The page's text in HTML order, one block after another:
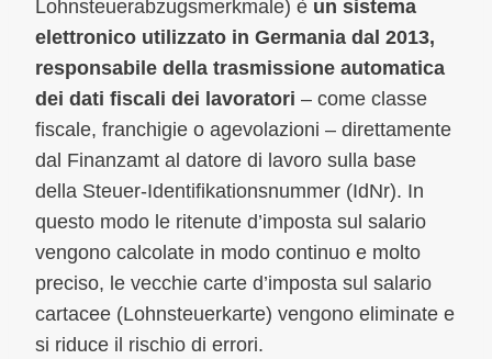
Lohnsteuerabzugsmerkmale) è un sistema
elettronico utilizzato in Germania dal 2013,
responsabile della trasmissione automatica
dei dati fiscali dei lavoratori – come classe
fiscale, franchigie o agevolazioni – direttamente
dal Finanzamt al datore di lavoro sulla base
della Steuer-Identifikationsnummer (IdNr). In
questo modo le ritenute d’imposta sul salario
vengono calcolate in modo continuo e molto
preciso, le vecchie carte d’imposta sul salario
cartacee (Lohnsteuerkarte) vengono eliminate e
si riduce il rischio di errori.